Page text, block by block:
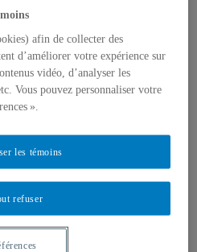
CRISES
afin de collecter des
d’améliorer votre expérience sur
vidéo, d’analyser les
Vous pouvez personnaliser votre
».
refuser
les témoins